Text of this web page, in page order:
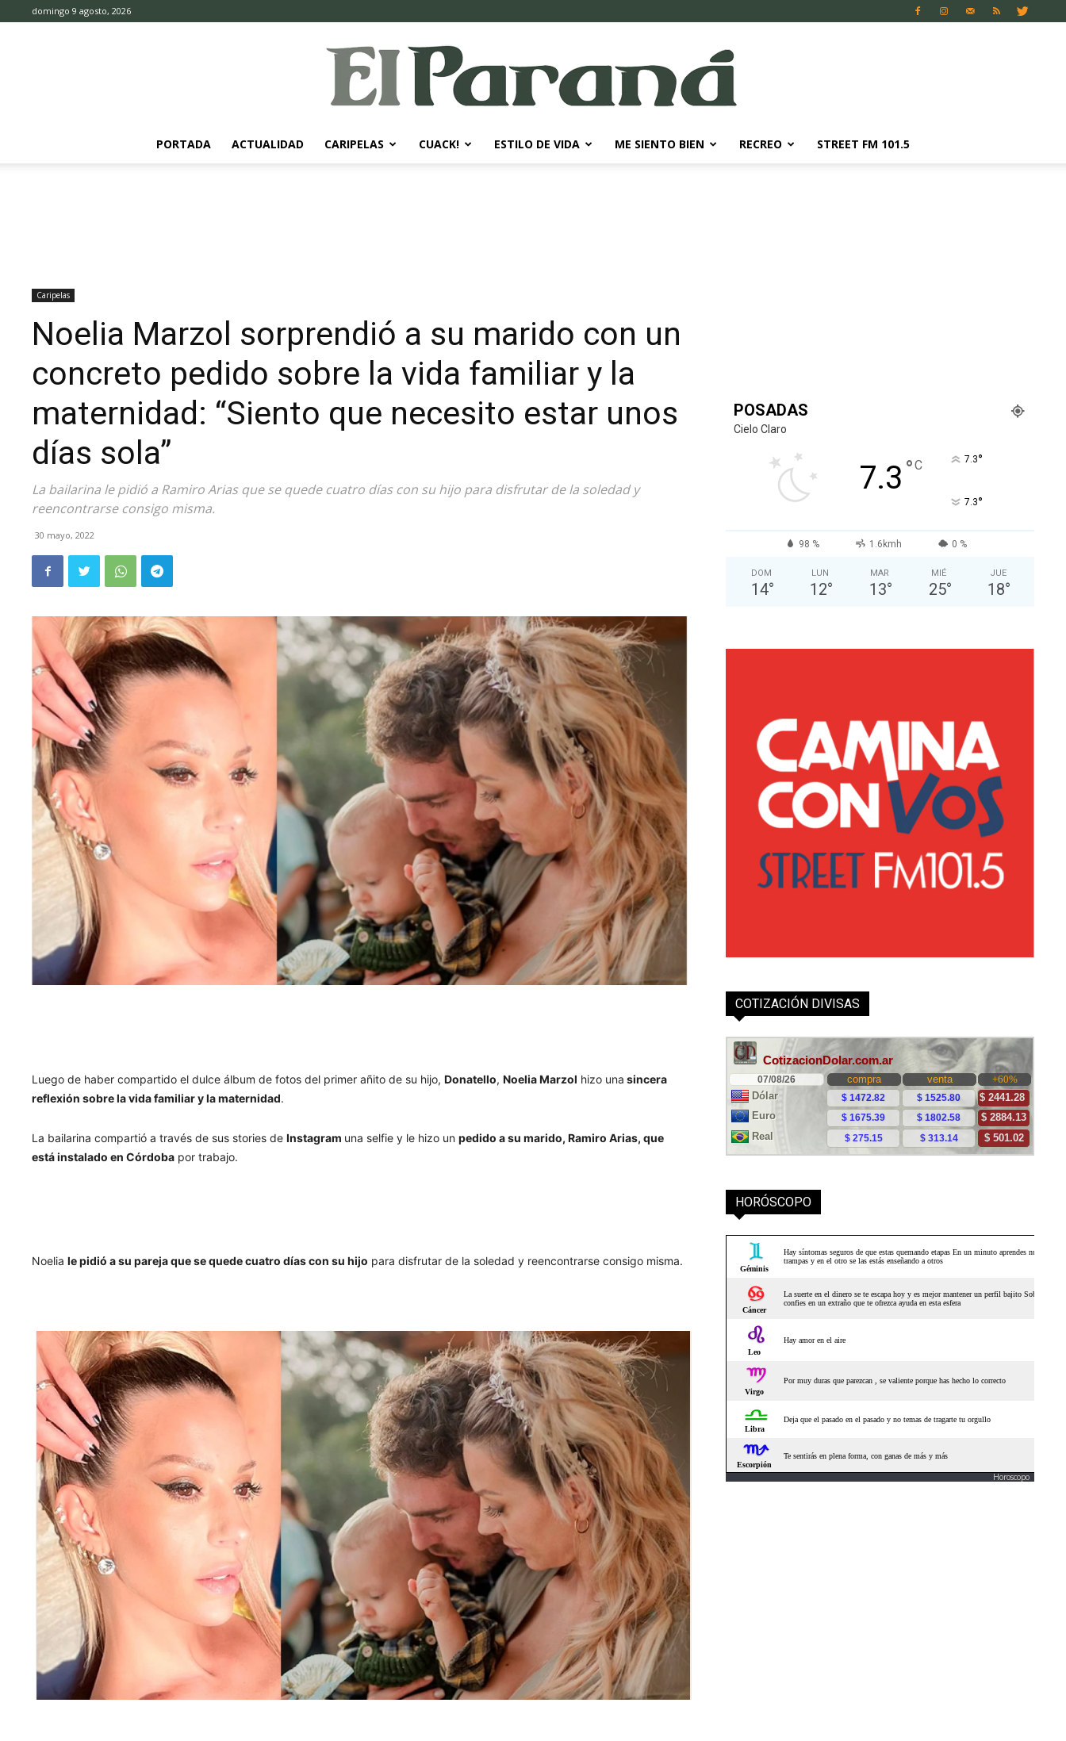
domingo 9 agosto, 2026
Diario
PORTADA ACTUALIDAD CARIPELAS CUACK! ESTILO DE VIDA ME SIENTO BIEN RECREO STREET FM 101.5
Caripelas
Noelia Marzol sorprendió a su marido con un
concreto pedido sobre la vida familiar y la
maternidad: “Siento que necesito estar unos
días sola”
La bailarina le pidió a Ramiro Arias que se quede cuatro días con su hijo para disfrutar de la soledad y
reencontrarse consigo misma.
30 mayo, 2022
Luego de haber compartido el dulce álbum de fotos del primer añito de su hijo,Donatello,Noelia Marzol hizo una sincera
reflexión sobre la vida familiar y la maternidad.
La bailarina compartió a través de sus stories deInstagram una selfie y le hizo unpedido a su marido, Ramiro Arias, que
está instalado en Córdoba por trabajo.
Noeliale pidió a su pareja que se quede cuatro días con su hijo para disfrutar de la soledad y reencontrarse consigo misma.
POSADAS
Cielo Claro
7.3 °C 7.3°
7.3°
98 % 1.6kmh 0 %
DOM
14°
LUN
12°
MAR
13°
MIÉ
25°
JUE
18°
COTIZACIÓN DIVISAS
HORÓSCOPO
Horoscopo